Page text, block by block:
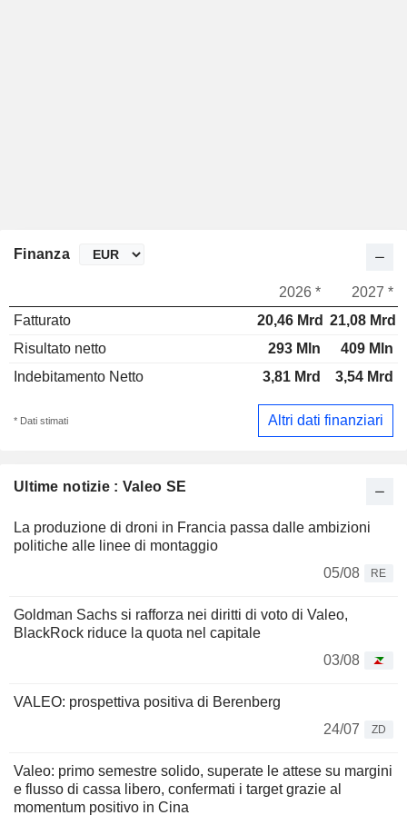
Ultime notizie : Valeo SE
La produzione di droni in Francia passa dalle ambizioni
politiche alle linee di montaggio
05/08
RE
Goldman Sachs si rafforza nei diritti di voto di Valeo,
BlackRock riduce la quota nel capitale
03/08
VALEO: prospettiva positiva di Berenberg
24/07
ZD
Valeo: primo semestre solido, superate le attese su margini
e flusso di cassa libero, confermati i target grazie al
momentum positivo in Cina
Finanza
2026 *
2027 *
Fatturato
20,46 Mrd 21,08 Mrd
Risultato netto
293 Mln
409 Mln
Indebitamento Netto
3,81 Mrd 3,54 Mrd
* Dati stimati Altri dati finanziari